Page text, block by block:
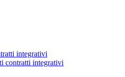
integrativi
contratti integrativi